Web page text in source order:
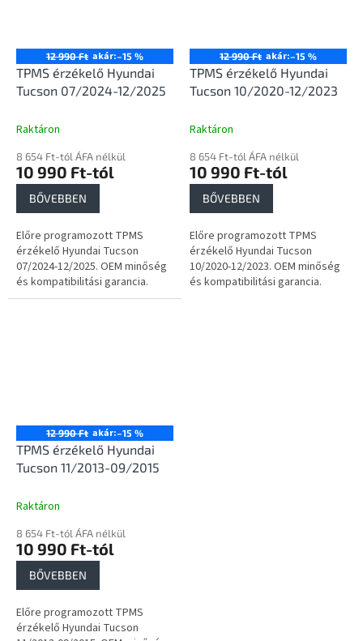
12 990 Ft akár:–15 %
TPMS érzékelő Hyundai
Tucson 07/2024-12/2025
Raktáron
8 654 Ft-tól ÁFA nélkül
10 990 Ft-tól
BŐVEBBEN
Előre programozott TPMS
érzékelő Hyundai Tucson
07/2024-12/2025. OEM minőség
és kompatibilitási garancia.
12 990 Ft akár:–15 %
TPMS érzékelő Hyundai
Tucson 10/2020-12/2023
Raktáron
8 654 Ft-tól ÁFA nélkül
10 990 Ft-tól
BŐVEBBEN
Előre programozott TPMS
érzékelő Hyundai Tucson
10/2020-12/2023. OEM minőség
és kompatibilitási garancia.
12 990 Ft akár:–15 %
TPMS érzékelő Hyundai
Tucson 11/2013-09/2015
Raktáron
8 654 Ft-tól ÁFA nélkül
10 990 Ft-tól
BŐVEBBEN
Előre programozott TPMS
érzékelő Hyundai Tucson